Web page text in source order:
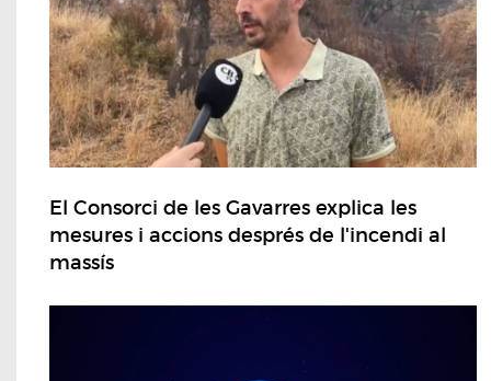
El Consorci de les Gavarres explica les
mesures i accions després de l'incendi al
massís